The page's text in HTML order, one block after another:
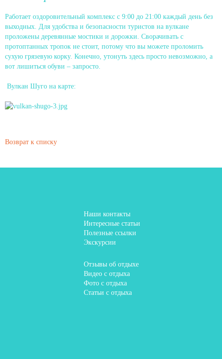
Работает оздоровительный комплекс с 9:00 до 21:00 каждый день без
выходных. Для удобства и безопасности туристов на вулкане
проложены деревянные мостики и дорожки. Сворачивать с
протоптанных тропок не стоит, потому что вы можете проломить
сухую грязевую корку. Конечно, утонуть здесь просто невозможно, а
вот лишиться обуви – запросто.
Вулкан Шуго на карте:
Возврат к списку
Наши контакты
Интересные статьи
Полезные ссылки
Экскурсии
Отзывы об отдыхе
Видео с отдыха
Фото с отдыха
Статьи с отдыха